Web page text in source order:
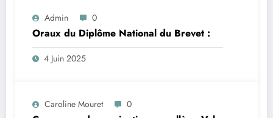
Admin 0
Oraux du Diplôme National du Brevet :
4 Juin 2025
Caroline Mouret 0